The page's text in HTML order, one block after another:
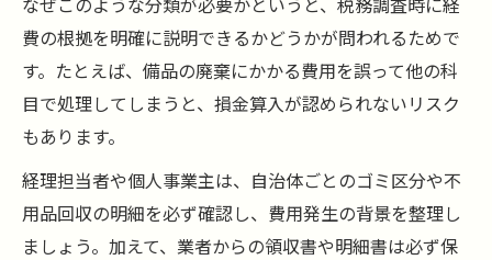
費の根拠を明確に説明できるかどうかが問われるためで
す。たとえば、備品の廃棄にかかる費用を誤って他の科
目で処理してしまうと、損金算入が認められないリスク
もあります。
経理担当者や個人事業主は、自治体ごとのゴミ区分や不
用品回収の明細を必ず確認し、費用発生の背景を整理し
ましょう。加えて、業者からの領収書や明細書は必ず保